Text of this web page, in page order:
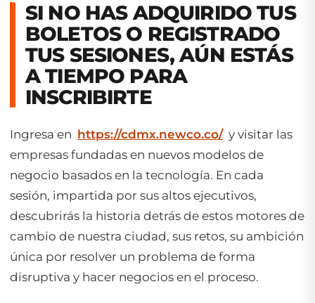
SI NO HAS ADQUIRIDO TUS
BOLETOS O REGISTRADO
TUS SESIONES, AÚN ESTÁS
A TIEMPO PARA
INSCRIBIRTE
Ingresa en https://cdmx.newco.co/y visitar las
empresas fundadas en nuevos modelos de
negocio basados en la tecnología. En cada
sesión, impartida por sus altos ejecutivos,
descubrirás la historia detrás de estos motores de
cambio de nuestra ciudad, sus retos, su ambición
única por resolver un problema de forma
disruptiva y hacer negocios en el proceso.